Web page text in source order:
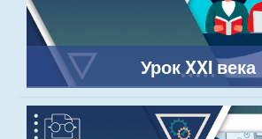
Урок XXI века